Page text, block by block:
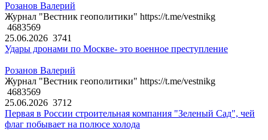
Розанов Валерий
Журнал "Вестник геополитики" https://t.me/vestnikg
4683569
25.06.2026 3741
Удары дронами по Москве- это военное преступление
Розанов Валерий
Журнал "Вестник геополитики" https://t.me/vestnikg
4683569
25.06.2026 3712
Первая в России строительная компания "Зеленый Сад", чей
флаг побывает на полюсе холода